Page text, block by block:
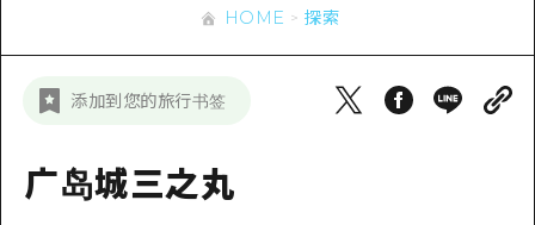
夜晚生活
标准
宫岛周边
短途旅行
东山口
爱媛
超值的游览门票
新闻
HOME 探索
添加到您的旅行书签
广岛城三之丸